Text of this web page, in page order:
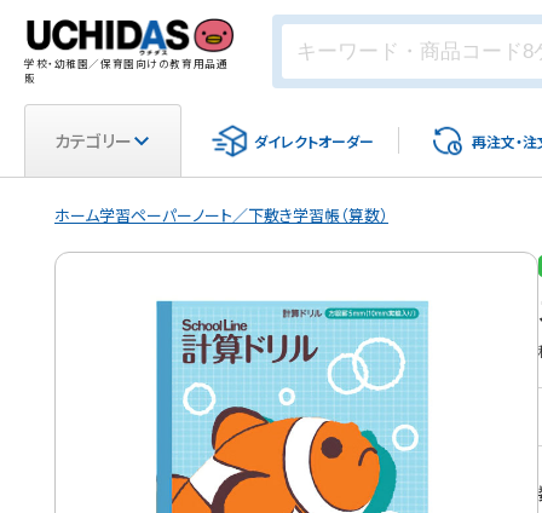
学校・幼稚園／保育園向けの教育用品通
販
カテゴリー ダイレクトオーダー 再注文・注
ホーム学習ペーパーノート／下敷き学習帳（算数）